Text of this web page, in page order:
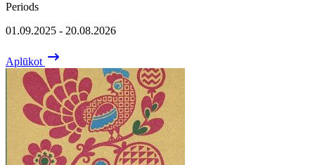
Periods
01.09.2025 - 20.08.2026
Aplūkot